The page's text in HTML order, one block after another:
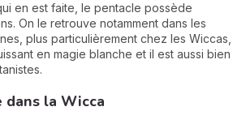
en est faite, le pentacle possède
On le retrouve notamment dans les
plus particulièrement chez les Wiccas,
en magie blanche et il est aussi bien
dans la Wicca